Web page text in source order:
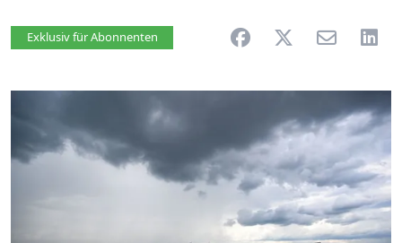
Artikel vorlesen
Exklusiv für Abonnenten